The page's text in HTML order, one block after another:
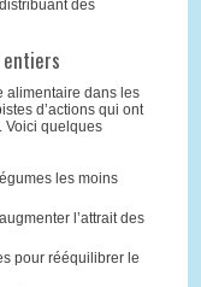
des
entiers
alimentaire dans les
d’actions qui ont
Voici quelques
les moins
l’attrait des
pour rééquilibrer le